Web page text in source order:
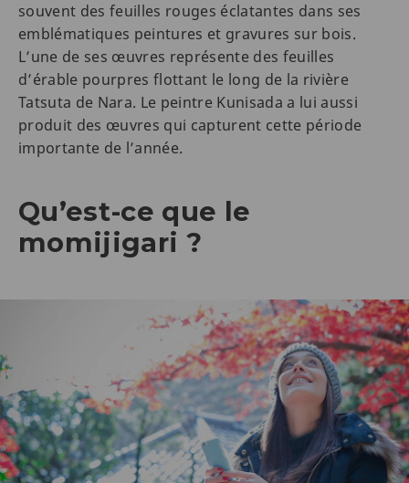
souvent des feuilles rouges éclatantes dans ses
emblématiques peintures et gravures sur bois.
L’une de ses œuvres représente des feuilles
d’érable pourpres flottant le long de la rivière
Tatsuta de Nara. Le peintre Kunisada a lui aussi
produit des œuvres qui capturent cette période
importante de l’année.
Qu’est-ce que le
momijigari ?